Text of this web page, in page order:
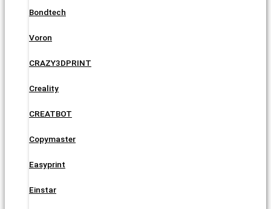
Bondtech
Voron
CRAZY3DPRINT
Creality
CREATBOT
Copymaster
Easyprint
Einstar